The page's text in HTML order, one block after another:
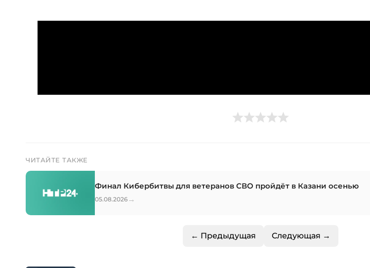
ЧИТАЙТЕ ТАКЖЕ
Финал Кибербитвы для ветеранов СВО пройдёт в Казани осенью
05.08.2026 →
← Предыдущая Следующая →